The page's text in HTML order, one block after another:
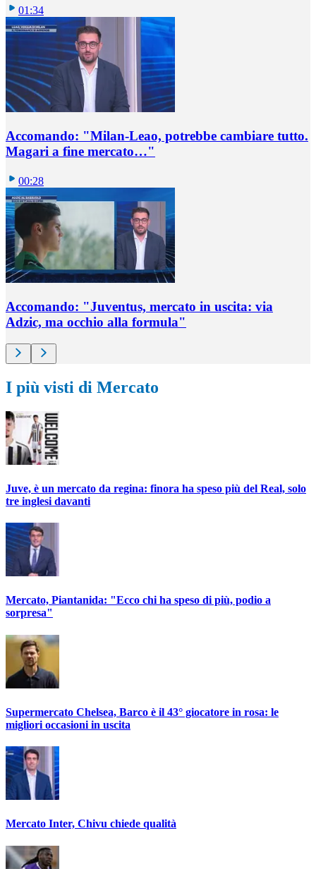
01:34
Accomando: "Milan-Leao, potrebbe cambiare tutto.
Magari a fine mercato…"
00:28
Accomando: "Juventus, mercato in uscita: via
Adzic, ma occhio alla formula"
I più visti di Mercato
Juve, è un mercato da regina: finora ha speso più del Real, solo
tre inglesi davanti
Mercato, Piantanida: "Ecco chi ha speso di più, podio a
sorpresa"
Supermercato Chelsea, Barco è il 43° giocatore in rosa: le
migliori occasioni in uscita
Mercato Inter, Chivu chiede qualità